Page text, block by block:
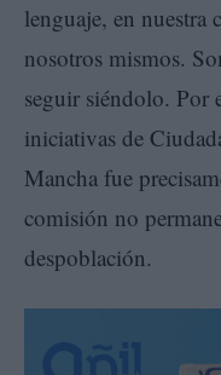
lenguaje, en nuestra
nosotros mismos.
seguir siéndolo. Por
iniciativas de
Mancha fue
comisión no
despoblación.